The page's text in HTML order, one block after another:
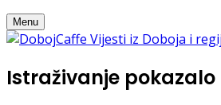
Menu
Istraživanje